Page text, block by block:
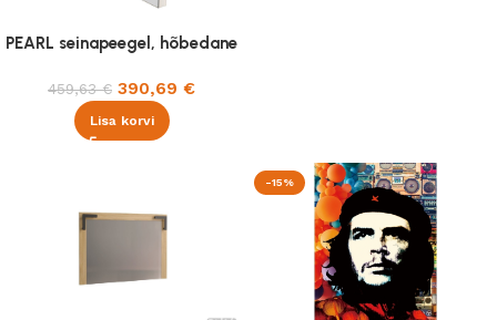
PEARL seinapeegel, hõbedane
459,63€ 390,69 €
Lisa korvi
-15%